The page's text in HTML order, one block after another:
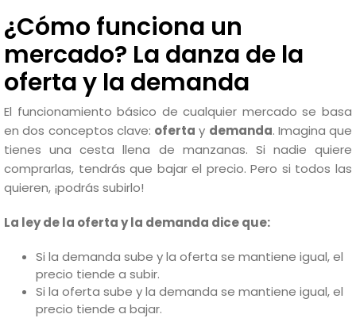
¿Cómo funciona un
mercado? La danza de la
oferta y la demanda
El funcionamiento básico de cualquier mercado se basa
en dos conceptos clave: oferta y demanda. Imagina que
tienes una cesta llena de manzanas. Si nadie quiere
comprarlas, tendrás que bajar el precio. Pero si todos las
quieren, ¡podrás subirlo!
La ley de la oferta y la demanda dice que:
Si la demanda sube y la oferta se mantiene igual, el
precio tiende a subir.
Si la oferta sube y la demanda se mantiene igual, el
precio tiende a bajar.